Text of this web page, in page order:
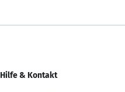
Hilfe & Kontakt